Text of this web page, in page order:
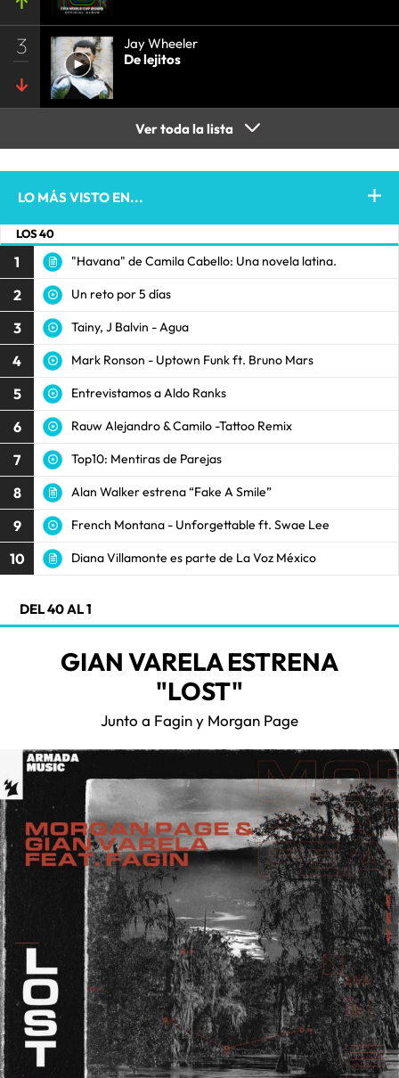
3
Jay Wheeler
De lejitos
Ver toda la lista
LO MÁS VISTO EN...
LOS 40
1 "Havana" de Camila Cabello: Una novela latina.
2 Un reto por 5 días
3 Tainy, J Balvin - Agua
4 Mark Ronson - Uptown Funk ft. Bruno Mars
5 Entrevistamos a Aldo Ranks
6 Rauw Alejandro & Camilo -Tattoo Remix
7 Top10: Mentiras de Parejas
8 Alan Walker estrena “Fake A Smile”
9 French Montana - Unforgettable ft. Swae Lee
10 Diana Villamonte es parte de La Voz México
DEL 40 AL 1
GIAN VARELA ESTRENA
"LOST"
Junto a Fagin y Morgan Page